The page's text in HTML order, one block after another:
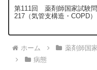
第111回 薬剤師国家試験
217（気管支構造・COPD）
ホーム 薬剤師国
病態